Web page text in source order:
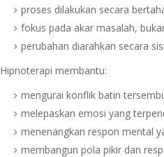
proses dilakukan secara
fokus pada akar masalah,
perubahan diarahkan secara
Hipnoterapi membantu:
mengurai konflik batin
melepaskan emosi yang
menenangkan respon mental
membangun pola pikir dan